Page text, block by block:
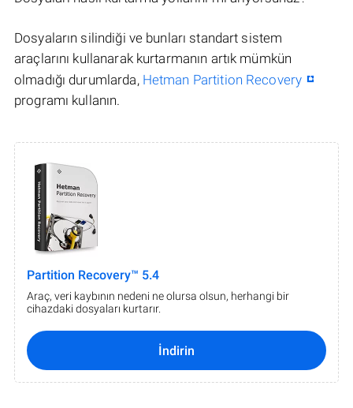
Dosyaların silindiği ve bunları standart sistem
araçlarını kullanarak kurtarmanın artık mümkün
olmadığı durumlarda, Hetman Partition Recovery
programı kullanın.
Partition Recovery™ 5.4
Araç, veri kaybının nedeni ne olursa olsun, herhangi bir
cihazdaki dosyaları kurtarır.
İndirin